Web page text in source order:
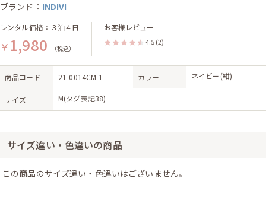
ブランド： INDIVI
レンタル価格：３泊４日
￥ 1,980 （税込）
お客様レビュー
4.5 (2)
商品コード 21-0014CM-1 カラー ネイビー(紺)
サイズ M(タグ表記38)
サイズ違い・色違いの商品
この商品のサイズ違い・色違いはございません。